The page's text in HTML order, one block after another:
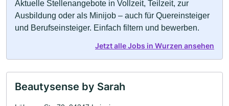
Aktuelle Stellenangebote in Vollzeit, Teilzeit, zur
Ausbildung oder als Minijob – auch für Quereinsteiger
und Berufseinsteiger. Einfach filtern und bewerben.
Jetzt alle Jobs in Wurzen ansehen
Beautysense by Sarah